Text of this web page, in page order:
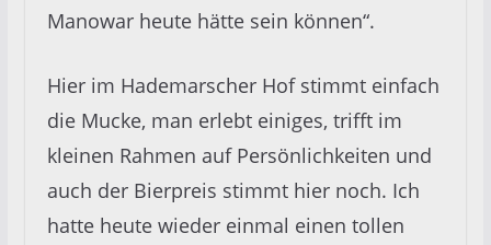
Manowar heute hätte sein können“.
Hier im Hademarscher Hof stimmt einfach
die Mucke, man erlebt einiges, trifft im
kleinen Rahmen auf Persönlichkeiten und
auch der Bierpreis stimmt hier noch. Ich
hatte heute wieder einmal einen tollen